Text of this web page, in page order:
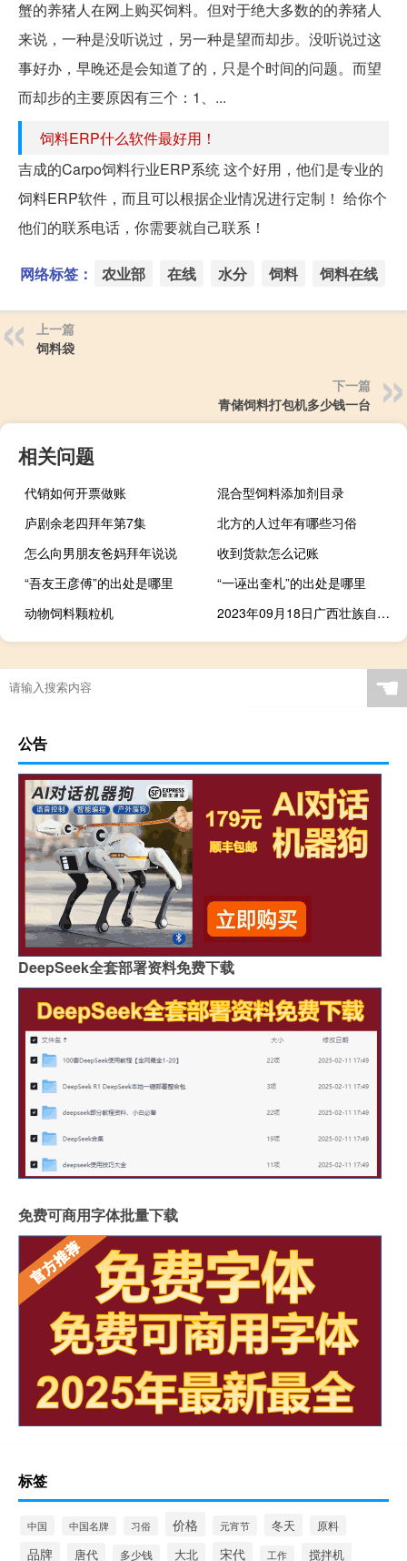
蟹的养猪人在网上购买饲料。但对于绝大多数的的养猪人
来说，一种是没听说过，另一种是望而却步。没听说过这
事好办，早晚还是会知道了的，只是个时间的问题。而望
而却步的主要原因有三个：1、...
饲料ERP什么软件最好用！
吉成的Carpo饲料行业ERP系统 这个好用，他们是专业的
饲料ERP软件，而且可以根据企业情况进行定制！ 给你个
他们的联系电话，你需要就自己联系！
网络标签： 农业部 在线 水分 饲料 饲料在线
上一篇
饲料袋
下一篇
青储饲料打包机多少钱一台
相关问题
代销如何开票做账
混合型饲料添加剂目录
庐剧余老四拜年第7集
北方的人过年有哪些习俗
怎么向男朋友爸妈拜年说说
收到货款怎么记账
“吾友王彦傅”的出处是哪里
“一诬出奎札”的出处是哪里
动物饲料颗粒机
2023年09月18日广西壮族自治区来宾市疫情大数据-今日/今天疫情全网搜索最新实时消息动态情况通知播报
☚
公告
DeepSeek全套部署资料免费下载
免费可商用字体批量下载
标签
中国 中国名牌 习俗 价格 元宵节 冬天 原料
品牌 唐代 多少钱 大北 宋代 工作 搅拌机